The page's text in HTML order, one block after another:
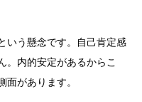
いう懸念です。自己肯定感
。内的安定があるからこ
面があります。